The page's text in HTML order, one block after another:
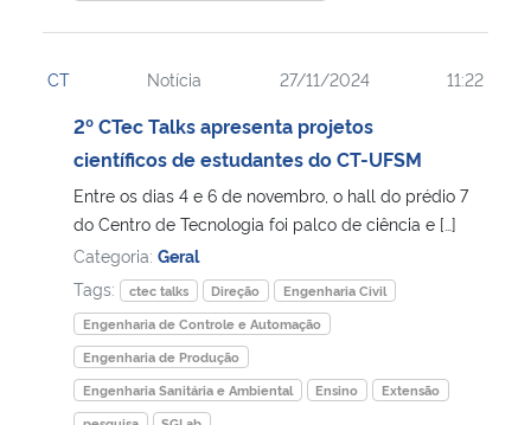
CT Notícia 27/11/2024 11:22
2º CTec Talks apresenta projetos
científicos de estudantes do CT-UFSM
Entre os dias 4 e 6 de novembro, o hall do prédio 7
do Centro de Tecnologia foi palco de ciência e […]
Categoria: Geral
Tags:
ctec talks Direção
Engenharia Civil
Engenharia de Controle e Automação
Engenharia de Produção
Engenharia Sanitária e Ambiental
Ensino
Extensão